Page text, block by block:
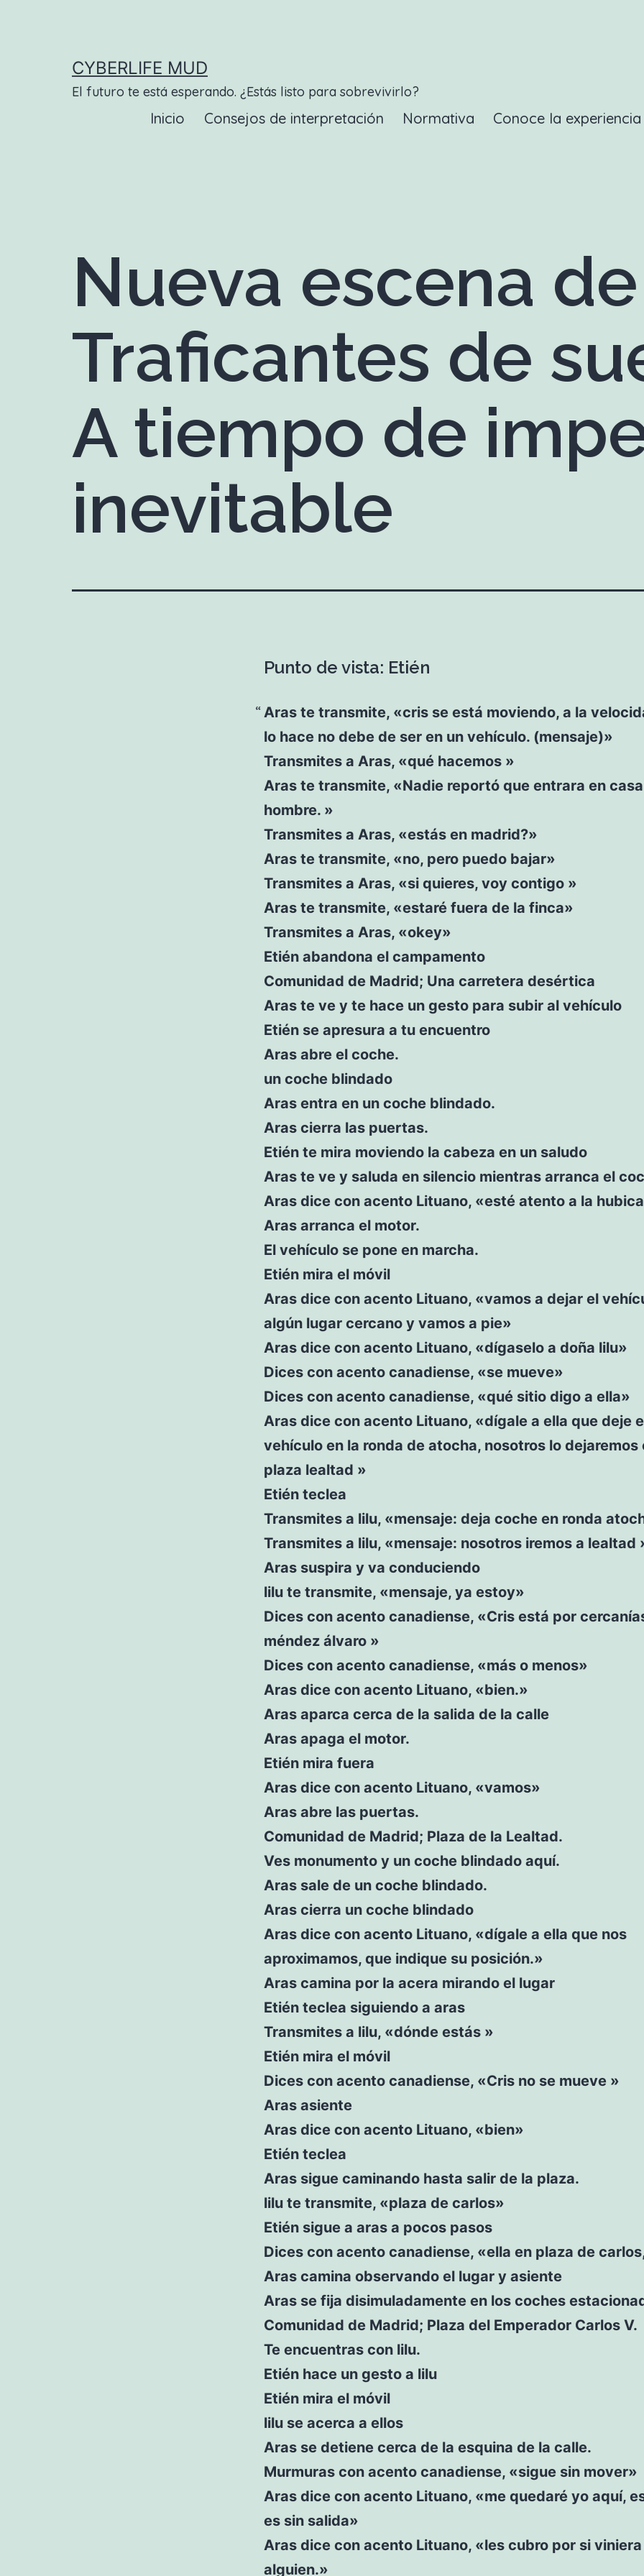
CYBERLIFE MUD
El futuro te está esperando. ¿Estás listo para sobrevivirlo?
Inicio Consejos de interpretación Normativa Conoce la
Nueva escena
Traficantes de
A tiempo de
inevitable
Punto de vista: Etién
Aras te transmite, «cris se está moviendo, a la
lo hace no debe de ser en un vehículo. (mensaje)»
Transmites a Aras, «qué hacemos »
Aras te transmite, «Nadie reportó que entrara en
hombre. »
Transmites a Aras, «estás en madrid?»
Aras te transmite, «no, pero puedo bajar»
Transmites a Aras, «si quieres, voy contigo »
Aras te transmite, «estaré fuera de la finca»
Transmites a Aras, «okey»
Etién abandona el campamento
Comunidad de Madrid; Una carretera desértica
Aras te ve y te hace un gesto para subir al vehículo
Etién se apresura a tu encuentro
Aras abre el coche.
un coche blindado
Aras entra en un coche blindado.
Aras cierra las puertas.
Etién te mira moviendo la cabeza en un saludo
Aras te ve y saluda en silencio mientras arranca el
Aras dice con acento Lituano, «esté atento a la
Aras arranca el motor.
El vehículo se pone en marcha.
Etién mira el móvil
Aras dice con acento Lituano, «vamos a dejar el
algún lugar cercano y vamos a pie»
Aras dice con acento Lituano, «dígaselo a doña lilu»
Dices con acento canadiense, «se mueve»
Dices con acento canadiense, «qué sitio digo a ella»
Aras dice con acento Lituano, «dígale a ella que deje
vehículo en la ronda de atocha, nosotros lo dejaremos
plaza lealtad »
Etién teclea
Transmites a lilu, «mensaje: deja coche en ronda
Transmites a lilu, «mensaje: nosotros iremos a lealtad
Aras suspira y va conduciendo
lilu te transmite, «mensaje, ya estoy»
Dices con acento canadiense, «Cris está por
méndez álvaro »
Dices con acento canadiense, «más o menos»
Aras dice con acento Lituano, «bien.»
Aras aparca cerca de la salida de la calle
Aras apaga el motor.
Etién mira fuera
Aras dice con acento Lituano, «vamos»
Aras abre las puertas.
Comunidad de Madrid; Plaza de la Lealtad.
Ves monumento y un coche blindado aquí.
Aras sale de un coche blindado.
Aras cierra un coche blindado
Aras dice con acento Lituano, «dígale a ella que nos
aproximamos, que indique su posición.»
Aras camina por la acera mirando el lugar
Etién teclea siguiendo a aras
Transmites a lilu, «dónde estás »
Etién mira el móvil
Dices con acento canadiense, «Cris no se mueve »
Aras asiente
Aras dice con acento Lituano, «bien»
Etién teclea
Aras sigue caminando hasta salir de la plaza.
lilu te transmite, «plaza de carlos»
Etién sigue a aras a pocos pasos
Dices con acento canadiense, «ella en plaza de
Aras camina observando el lugar y asiente
Aras se fija disimuladamente en los coches
Comunidad de Madrid; Plaza del Emperador Carlos V.
Te encuentras con lilu.
Etién hace un gesto a lilu
Etién mira el móvil
lilu se acerca a ellos
Aras se detiene cerca de la esquina de la calle.
Murmuras con acento canadiense, «sigue sin mover»
Aras dice con acento Lituano, «me quedaré yo aquí,
es sin salida»
Aras dice con acento Lituano, «les cubro por si viniera
alguien.»